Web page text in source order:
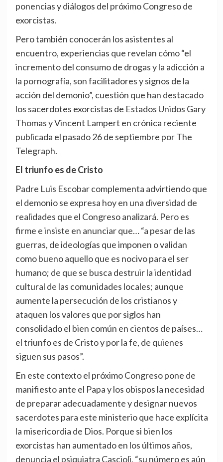
ponencias y diálogos del próximo Congreso de
exorcistas.
Pero también conocerán los asistentes al
encuentro, experiencias que revelan cómo “el
incremento del consumo de drogas y la adicción a
la pornografía, son facilitadores y signos de la
acción del demonio”, cuestión que han destacado
los sacerdotes exorcistas de Estados Unidos Gary
Thomas y Vincent Lampert en crónica reciente
publicada el pasado 26 de septiembre por The
Telegraph.
El triunfo es de Cristo
Padre Luis Escobar complementa advirtiendo que
el demonio se expresa hoy en una diversidad de
realidades que el Congreso analizará. Pero es
firme e insiste en anunciar que… “a pesar de las
guerras, de ideologías que imponen o validan
como bueno aquello que es nocivo para el ser
humano; de que se busca destruir la identidad
cultural de las comunidades locales; aunque
aumente la persecución de los cristianos y
ataquen los valores que por siglos han
consolidado el bien común en cientos de países…
el triunfo es de Cristo y por la fe, de quienes
siguen sus pasos”.
En este contexto el próximo Congreso pone de
manifiesto ante el Papa y los obispos la necesidad
de preparar adecuadamente y designar nuevos
sacerdotes para este ministerio que hace explícita
la misericordia de Dios. Porque si bien los
exorcistas han aumentado en los últimos años,
denuncia el psiquiatra Cascioli, “su número es aún